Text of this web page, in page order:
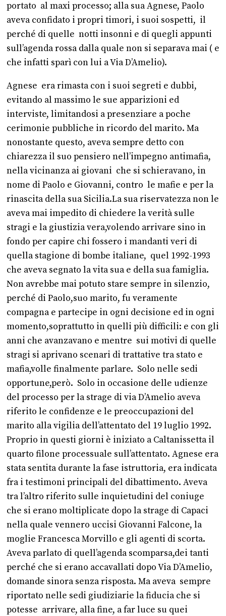
portato al maxi processo; alla sua Agnese, Paolo
aveva confidato i propri timori, i suoi sospetti, il
perché di quelle notti insonni e di quegli appunti
sull’agenda rossa dalla quale non si separava mai ( e
che infatti sparì con lui a Via D’Amelio).
Agnese era rimasta con i suoi segreti e dubbi,
evitando al massimo le sue apparizioni ed
interviste, limitandosi a presenziare a poche
cerimonie pubbliche in ricordo del marito. Ma
nonostante questo, aveva sempre detto con
chiarezza il suo pensiero nell’impegno antimafia,
nella vicinanza ai giovani che si schieravano, in
nome di Paolo e Giovanni, contro le mafie e per la
rinascita della sua Sicilia.La sua riservatezza non le
aveva mai impedito di chiedere la verità sulle
stragi e la giustizia vera,volendo arrivare sino in
fondo per capire chi fossero i mandanti veri di
quella stagione di bombe italiane, quel 1992-1993
che aveva segnato la vita sua e della sua famiglia.
Non avrebbe mai potuto stare sempre in silenzio,
perché di Paolo,suo marito, fu veramente
compagna e partecipe in ogni decisione ed in ogni
momento,soprattutto in quelli più difficili: e con gli
anni che avanzavano e mentre sui motivi di quelle
stragi si aprivano scenari di trattative tra stato e
mafia,volle finalmente parlare. Solo nelle sedi
opportune,però. Solo in occasione delle udienze
del processo per la strage di via D’Amelio aveva
riferito le confidenze e le preoccupazioni del
marito alla vigilia dell’attentato del 19 luglio 1992.
Proprio in questi giorni è iniziato a Caltanissetta il
quarto filone processuale sull’attentato. Agnese era
stata sentita durante la fase istruttoria, era indicata
fra i testimoni principali del dibattimento. Aveva
tra l’altro riferito sulle inquietudini del coniuge
che si erano moltiplicate dopo la strage di Capaci
nella quale vennero uccisi Giovanni Falcone, la
moglie Francesca Morvillo e gli agenti di scorta.
Aveva parlato di quell’agenda scomparsa,dei tanti
perché che si erano accavallati dopo Via D’Amelio,
domande sinora senza risposta. Ma aveva sempre
riportato nelle sedi giudiziarie la fiducia che si
potesse arrivare, alla fine, a far luce su quei